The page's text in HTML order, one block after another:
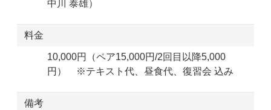
中川 泰雄）
料金
10,000円（ペア15,000円/2回目以降5,000
円） ※テキスト代、昼食代、復習会 込み
備考